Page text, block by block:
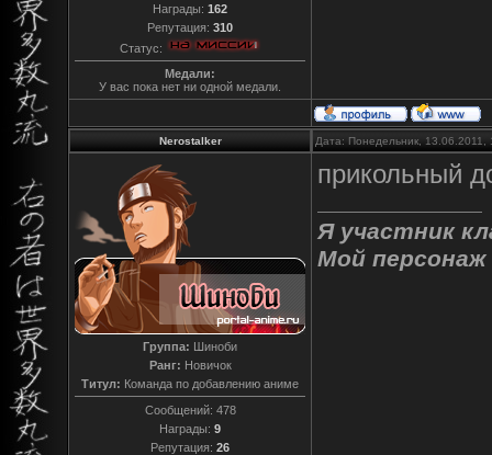
Награды: 162
Репутация: 310
Статус:
Медали:
У вас пока нет ни одной медали.
Nerostalker Дата: Понедельник,
Группа: Шиноби
Ранг: Новичок
Титул: Команда по добавлению аниме
Сообщений: 478
Награды: 9
Репутация: 26
прикольный
Я участник
Мой персонаж